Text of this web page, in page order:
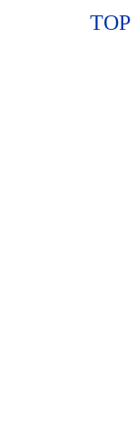
TOP